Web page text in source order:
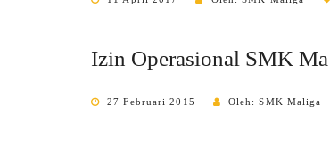
Izin Operasional SMK
27 Februari 2015 Oleh: SMK Maliga